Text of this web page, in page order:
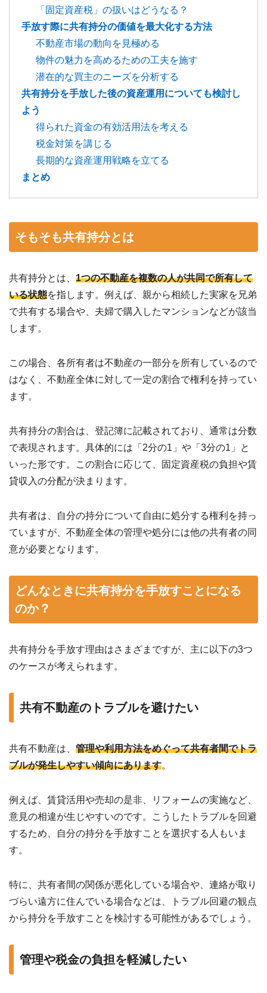
「固定資産税」の扱いはどうなる？
手放す際に共有持分の価値を最大化する方法
不動産市場の動向を見極める
物件の魅力を高めるための工夫を施す
潜在的な買主のニーズを分析する
共有持分を手放した後の資産運用についても検討し
よう
得られた資金の有効活用法を考える
税金対策を講じる
長期的な資産運用戦略を立てる
まとめ
そもそも共有持分とは
共有持分とは、 1つの不動産を複数の人が共同で所有して
いる状態を指します。例えば、親から相続した実家を兄弟
で共有する場合や、夫婦で購入したマンションなどが該当
します。
この場合、各所有者は不動産の一部分を所有しているので
はなく、不動産全体に対して一定の割合で権利を持ってい
ます。
共有持分の割合は、登記簿に記載されており、通常は分数
で表現されます。具体的には「2分の1」や「3分の1」と
いった形です。この割合に応じて、固定資産税の負担や賃
貸収入の分配が決まります。
共有者は、自分の持分について自由に処分する権利を持っ
ていますが、不動産全体の管理や処分には他の共有者の同
意が必要となります。
どんなときに共有持分を手放すことになる
のか？
共有持分を手放す理由はさまざまですが、主に以下の3つ
のケースが考えられます。
共有不動産のトラブルを避けたい
共有不動産は、 管理や利用方法をめぐって共有者間でトラ
ブルが発生しやすい傾向にあります。
例えば、賃貸活用や売却の是非、リフォームの実施など、
意見の相違が生じやすいのです。こうしたトラブルを回避
するため、自分の持分を手放すことを選択する人もいま
す。
特に、共有者間の関係が悪化している場合や、連絡が取り
づらい遠方に住んでいる場合などは、トラブル回避の観点
から持分を手放すことを検討する可能性があるでしょう。
管理や税金の負担を軽減したい